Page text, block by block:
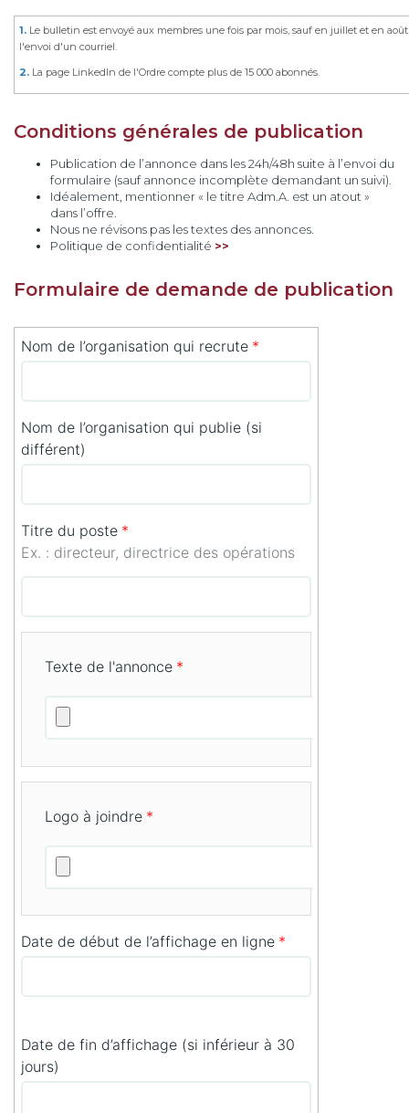
1. Le bulletin est envoyé aux membres une fois par mois, sauf en juillet et en
l'envoi d'un courriel.
2. La page LinkedIn de l'Ordre compte plus de 15 000 abonnés.
Conditions générales de publication
Publication de l’annonce dans les 24h/48h suite à l’envoi du
formulaire (sauf annonce incomplète demandant un suivi).
Idéalement, mentionner « le titre Adm.A. est un atout »
dans l’offre.
Nous ne révisons pas les textes des annonces.
Politique de confidentialité >>
Formulaire de demande de publication